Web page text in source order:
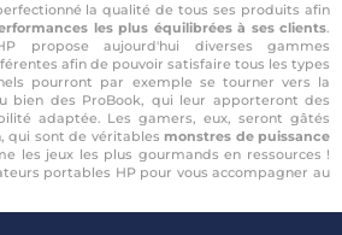
la qualité de tous ses produits afin
les plus équilibrées à ses clients.
propose aujourd'hui diverses gammes
afin de pouvoir satisfaire tous les types
pourront par exemple se tourner vers la
bien des ProBook, qui leur apporteront des
adaptée. Les gamers, eux, seront gâtés
qui sont de véritables monstres de puissance
les jeux les plus gourmands en ressources !
portables HP pour vous accompagner au